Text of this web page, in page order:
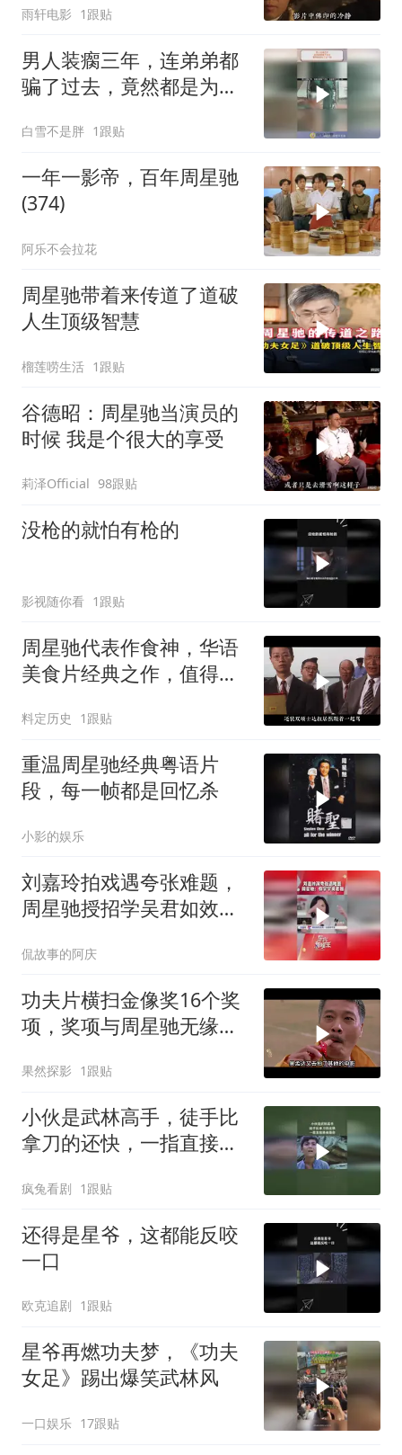
雨轩电影 1跟贴
男人装瘸三年，连弟弟都
骗了过去，竟然都是为了
白雪不是胖 1跟贴
一年一影帝，百年周星驰
(374)
阿乐不会拉花
周星驰带着来传道了道破
人生顶级智慧
榴莲唠生活 1跟贴
谷德昭：周星驰当演员的
时候 我是个很大的享受
莉泽Official 98跟贴
没枪的就怕有枪的
影视随你看 1跟贴
周星驰代表作食神，华语
美食片经典之作，值得深
料定历史 1跟贴
重温周星驰经典粤语片
段，每一帧都是回忆杀
小影的娱乐
刘嘉玲拍戏遇夸张难题，
周星驰授招学吴君如效果
侃故事的阿庆
功夫片横扫金像奖16个奖
项，奖项与周星驰无缘，
果然探影 1跟贴
小伙是武林高手，徒手比
拿刀的还快，一指直接将
疯兔看剧 1跟贴
还得是星爷，这都能反咬
一口
欧克追剧 1跟贴
星爷再燃功夫梦，《功夫
女足》踢出爆笑武林风
一口娱乐 17跟贴